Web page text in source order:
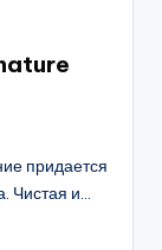
придается
Чистая и…